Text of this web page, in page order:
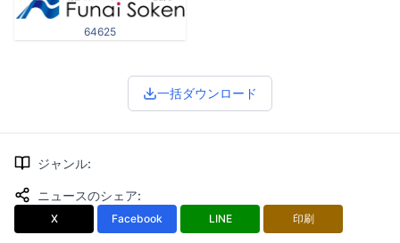
64625
一括ダウンロード
ジャンル:
ニュースのシェア:
X Facebook LINE 印刷